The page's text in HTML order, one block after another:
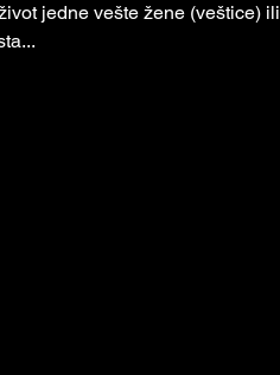
jedne vešte žene (veštice) ili